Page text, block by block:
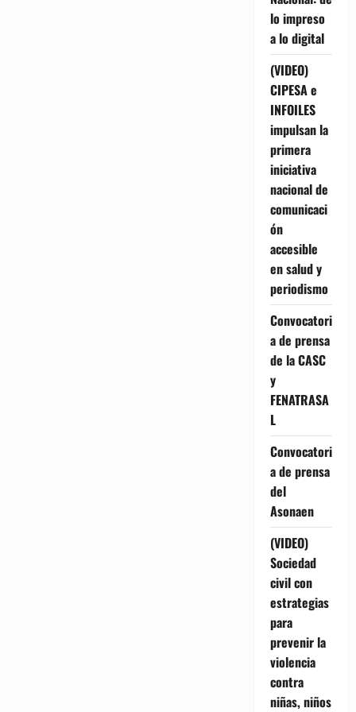
lo impreso
a lo digital
(VIDEO)
CIPESA e
INFOILES
impulsan la
primera
iniciativa
nacional de
comunicaci
ón
accesible
en salud y
periodismo
Convocatori
a de prensa
de la CASC
y
FENATRASA
L
Convocatori
a de prensa
del
Asonaen
(VIDEO)
Sociedad
civil con
estrategias
para
prevenir la
violencia
contra
niñas, niños